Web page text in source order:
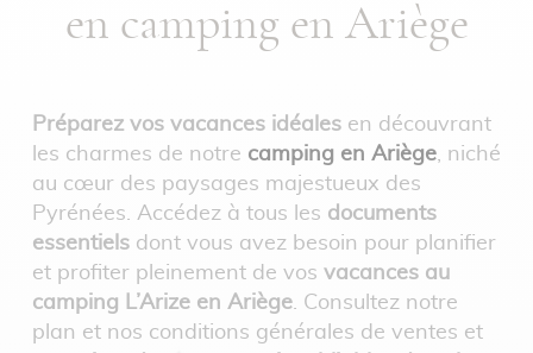
en camping en Ariège
Préparez vos vacances idéalesen découvrant
les charmes de notre camping en Ariège, niché
au cœur des paysages majestueux des
Pyrénées. Accédez à tous les documents
essentielsdont vous avez besoin pour planifier
et profiter pleinement de vos vacances au
camping L’Arize en Ariège. Consultez notre
plan et nos conditions générales de ventes et